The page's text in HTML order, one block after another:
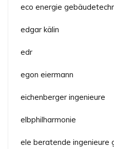
eco energie
edgar kälin
edr
egon eiermann
eichenberger ingenieure
elbphilharmonie
ele beratende ingenieure